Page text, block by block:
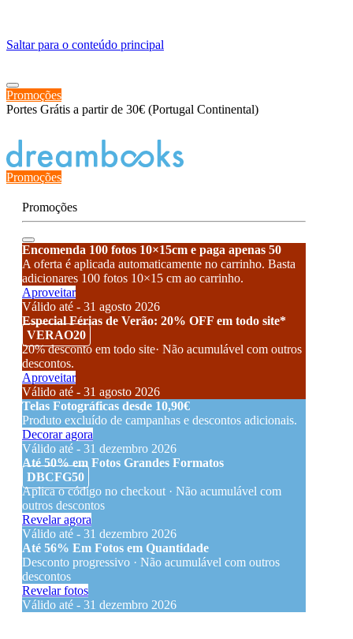
Saltar para o conteúdo principal
Promoções
Portes Grátis a partir de 30€ (Portugal Continental)
Promoções
Promoções
Encomenda 100 fotos 10×15cm e paga apenas 50
A oferta é aplicada automaticamente no carrinho. Basta
adicionares 100 fotos 10×15 cm ao carrinho.
Aproveitar
Válido até - 31 agosto 2026
Especial Férias de Verão: 20% OFF em todo site*
VERAO20
20% desconto em todo site· Não acumulável com outros
descontos.
Aproveitar
Válido até - 31 agosto 2026
Telas Fotográficas desde 10,90€
Produto excluído de campanhas e descontos adicionais.
Decorar agora
Válido até - 31 dezembro 2026
Até 50% em Fotos Grandes Formatos
DBCFG50
Aplica o código no checkout · Não acumulável com
outros descontos
Revelar agora
Válido até - 31 dezembro 2026
Até 56% Em Fotos em Quantidade
Desconto progressivo · Não acumulável com outros
descontos
Revelar fotos
Válido até - 31 dezembro 2026
≡